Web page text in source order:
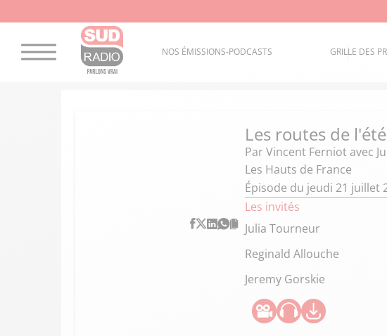
NOS ÉMISSIONS-PODCASTS GRILLE DES
Les routes de l'été
Par Vincent Ferniotavec
Les Hauts de France
Épisode du jeudi 21 juillet
Les invités
Julia Tourneur
Reginald Allouche
Jeremy Gorskie